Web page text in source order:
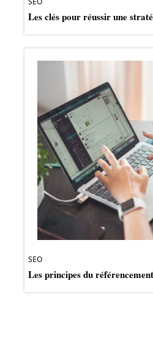
Les clés pour réussir une
SEO
Les principes du